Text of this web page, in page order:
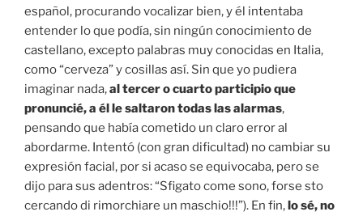
español, procurando vocalizar bien, y él intentaba
entender lo que podía, sin ningún conocimiento de
castellano, excepto palabras muy conocidas en Italia,
como “cerveza” y cosillas así. Sin que yo pudiera
imaginar nada,al tercer o cuarto participio que
pronuncié, a él le saltaron todas las alarmas,
pensando que había cometido un claro error al
abordarme. Intentó (con gran dificultad) no cambiar su
expresión facial, por si acaso se equivocaba, pero se
dijo para sus adentros: “Sfigato come sono, forse sto
cercando di rimorchiare un maschio!!!”). En fin,lo sé, no